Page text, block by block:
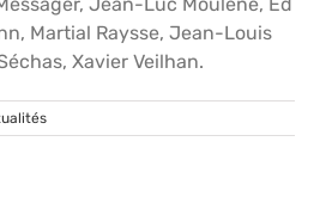
Martial Raysse, Jean-Louis
Xavier Veilhan.